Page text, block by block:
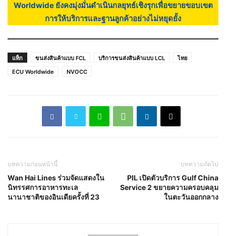
Worldwide ยังคงมุ่งมั่นดำเนินกลยุทธ์เชิงรุกเพื่อขยายขอบเขต
การให้บริการและฐานลูกค้าอย่างไม่หยุดยั้ง
แท็ก ขนส่งสินค้าแบบ FCL บริการขนส่งสินค้าแบบ LCL
ไทย
ECU Worldwide
NVOCC
บทความก่อนหน้านี้
Wan Hai Lines ร่วมจัดแสดงใน
นิทรรศการอาหารทะเล
นานาชาติของอินเดียครั้งที่ 23
บทความถัดไป
PIL เปิดตัวบริการ Gulf China
Service 2 ขยายความครอบคลุม
ในตะวันออกกลาง